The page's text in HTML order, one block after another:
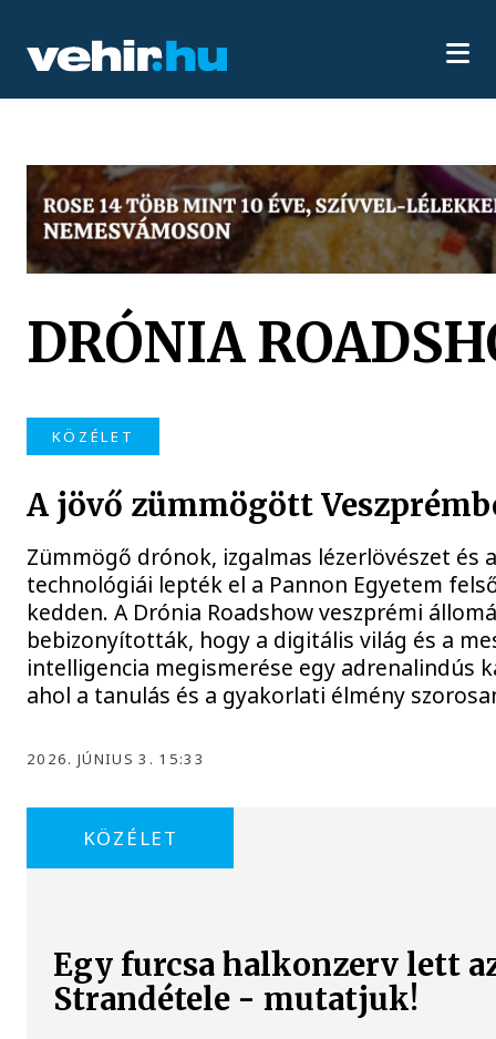
DRÓNIA
KÖZÉLET
A jövő zümmögött
Zümmögő drónok, izgalmas lézerlövészet és
technológiái lepték el a Pannon Egyetem
kedden. A Drónia Roadshow veszprémi
bebizonyították, hogy a digitális világ és a
intelligencia megismerése egy adrenalindús
ahol a tanulás és a gyakorlati élmény
2026. JÚNIUS 3. 15:33
KÖZÉLET
Egy furcsa halkonzerv lett
Strandétele - mutatjuk!